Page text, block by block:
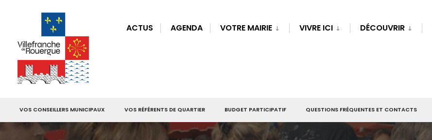
ACTUS AGENDA VOTRE MAIRIE VIVRE ICI DÉCOUVRIR
VOS CONSEILLERS MUNICIPAUX VOS RÉFÉRENTS DE QUARTIER BUDGET PARTICIPATIF QUESTIONS FRÉQUENTES ET CONTACTS